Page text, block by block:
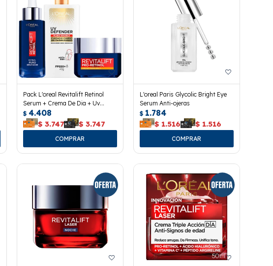
Pack L'oreal Revitalift Retinol
Serum + Crema De Dia + Uv
Defender
$ 4.408
$ 3.747 $ 3.747
L'oreal Paris Glycolic Bright Eye
Serum Anti-ojeras
$ 1.784
$ 1.516 $ 1.516